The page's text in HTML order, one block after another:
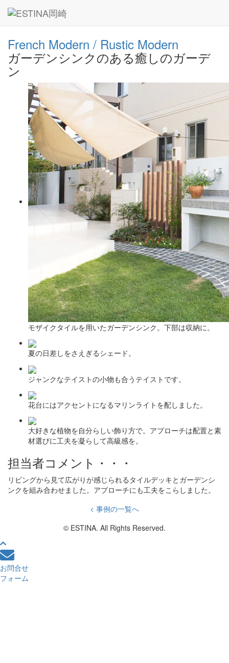
― GALLERY ―
French Modern / Rustic Modern
ガーデンシンクのある癒しのガーデ
ン
モザイクタイルを用いたガーデンシンク。下部は収納に。
夏の日差しをさえぎるシェード。
ジャンクなテイストの小物も合うテイストです。
花台にはアクセントになるマリンライトを配しました。
大好きな植物を自分らしい飾り方で。アプローチは配置と素
材選びに工夫を凝らして高級感を。
担当者コメント・・・
リビングから見て広がりが感じられるタイルデッキとガーデンシ
ンクを組み合わせました。アプローチにも工夫をこらしました。
< 事例の一覧へ
© ESTINA. All Rights Reserved.
お問合せ
フォーム